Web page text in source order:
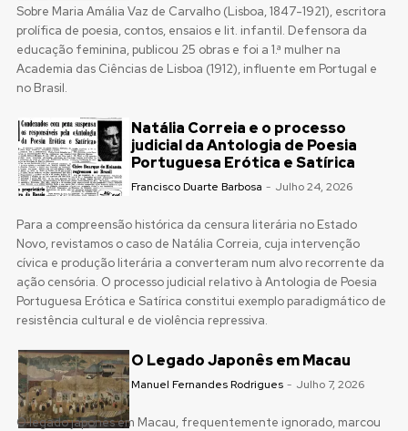
Sobre Maria Amália Vaz de Carvalho (Lisboa, 1847-1921), escritora
prolífica de poesia, contos, ensaios e lit. infantil. Defensora da
educação feminina, publicou 25 obras e foi a 1.ª mulher na
Academia das Ciências de Lisboa (1912), influente em Portugal e
no Brasil.
Natália Correia e o processo
judicial da Antologia de Poesia
Portuguesa Erótica e Satírica
Francisco Duarte Barbosa - Julho 24, 2026
Para a compreensão histórica da censura literária no Estado
Novo, revistamos o caso de Natália Correia, cuja intervenção
cívica e produção literária a converteram num alvo recorrente da
ação censória. O processo judicial relativo à Antologia de Poesia
Portuguesa Erótica e Satírica constitui exemplo paradigmático de
resistência cultural e de violência repressiva.
O Legado Japonês em Macau
Manuel Fernandes Rodrigues - Julho 7, 2026
O legado japonês em Macau, frequentemente ignorado, marcou